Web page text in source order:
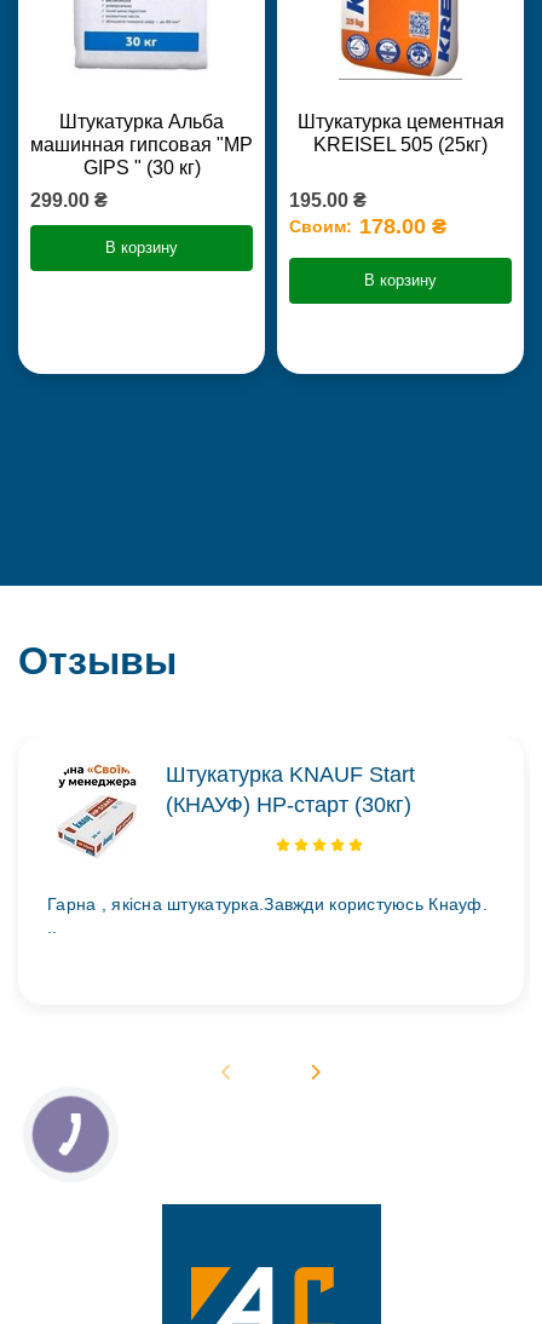
Штукатурка Альба
машинная гипсовая "MP
GIPS " (30 кг)
299.00 ₴
В корзину
Штукатурка цементная
KREISEL 505 (25кг)
195.00 ₴
Своим: 178.00 ₴
В корзину
Отзывы
Штукатурка KNAUF Start
(КНАУФ) НР-старт (30кг)
Гарна , якісна штукатурка.Завжди користуюсь Кнауф.
..